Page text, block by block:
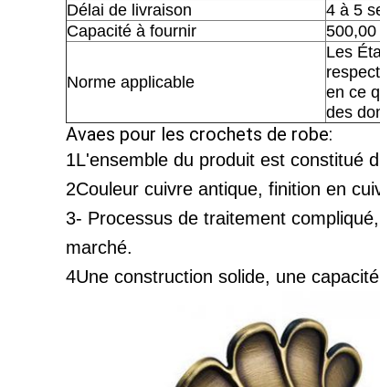
Délai de livraison
4 à 5
Capacité à fournir
Norme applicable
Les
en ce
des
Avaes pour les crochets de robe:
1L'ensemble du produit est constitué
2Couleur cuivre antique, finition en
3- Processus de traitement
marché.
4Une construction solide, une